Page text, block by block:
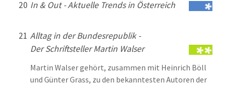
20 In & Out - Aktuelle Trends in Österreich
21 Alltag in der Bundesrepublik -
Der Schriftsteller Martin Walser
Martin Walser gehört, zusammen mit Heinrich Böll
und Günter Grass, zu den bekanntesten Autoren der